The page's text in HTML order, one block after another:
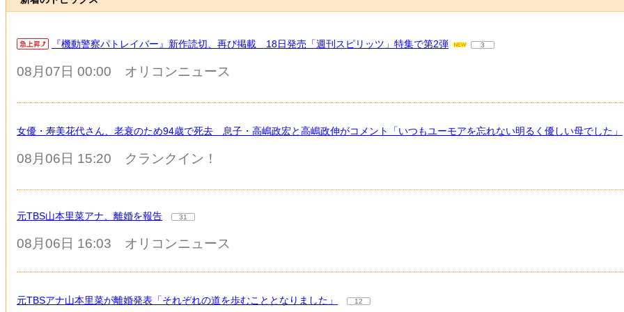
『機動警察パトレイバー』新作読切、再び掲載 18日発売「週刊スピリッツ」特集で第2弾 3
08月07日 00:00 オリコンニュース
女優・寿美花代さん、老衰のため94歳で死去 息子・高嶋政宏と高嶋政伸がコメント「いつもユーモアを忘れない明るく優しい母でした」
08月06日 15:20 クランクイン！
元TBS山本里菜アナ、離婚を報告 31
08月06日 16:03 オリコンニュース
元TBSアナ山本里菜が離婚発表「それぞれの道を歩むこととなりました」 12